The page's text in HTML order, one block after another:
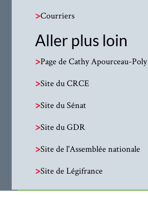
>Courriers
Aller plus loin
>Page de Cathy Apourceau-Poly
>Site du CRCE
>Site du Sénat
>Site du GDR
>Site de l'Assemblée nationale
>Site de Légifrance